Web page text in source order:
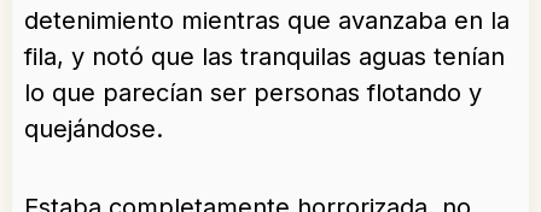
detenimiento mientras que avanzaba en la
fila, y notó que las tranquilas aguas tenían
lo que parecían ser personas flotando y
quejándose.